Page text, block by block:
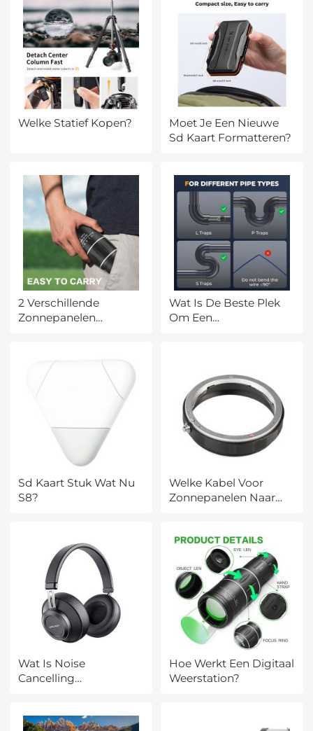
Welke Statief Kopen?
Moet Je Een Nieuwe
Sd Kaart Formatteren?
2 Verschillende
Zonnepanelen
Wat Is De Beste Plek
Om Een
Sd Kaart Stuk Wat Nu
S8?
Welke Kabel Voor
Zonnepanelen Naar
Wat Is Noise
Cancelling
Hoe Werkt Een Digitaal
Weerstation?